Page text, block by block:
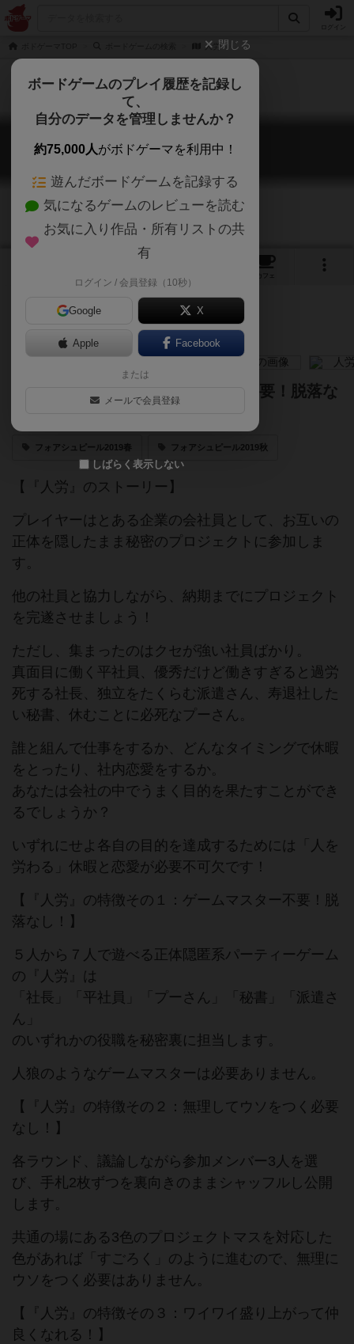
人労
人労
Jinrou
カフェ
これは人狼？いや、人労！！GM不要！脱落な
し！正体隠匿系パーティーゲーム！
フォアシュピール2019春 フォアシュピール2019秋
【『人労』のストーリー】
プレイヤーはとある企業の会社員として、お互いの
正体を隠したまま秘密のプロジェクトに参加しま
す。
他の社員と協力しながら、納期までにプロジェクト
を完遂させましょう！
ただし、集まったのはクセが強い社員ばかり。
真面目に働く平社員、優秀だけど働きすぎると過労
死する社長、独立をたくらむ派遣さん、寿退社した
い秘書、休むことに必死なプーさん。
誰と組んで仕事をするか、どんなタイミングで休暇
をとったり、社内恋愛をするか。
あなたは会社の中でうまく目的を果たすことができ
るでしょうか？
いずれにせよ各自の目的を達成するためには「人を
労わる」休暇と恋愛が必要不可欠です！
【『人労』の特徴その１：ゲームマスター不要！脱
落なし！】
５人から７人で遊べる正体隠匿系パーティーゲーム
の『人労』は
「社長」「平社員」「プーさん」「秘書」「派遣さ
ん」
のいずれかの役職を秘密裏に担当します。
人狼のようなゲームマスターは必要ありません。
【『人労』の特徴その２：無理してウソをつく必要
なし！】
各ラウンド、議論しながら参加メンバー3人を選
び、手札2枚ずつを裏向きのままシャッフルし公開
します。
共通の場にある3色のプロジェクトマスを対応した
色があれば「すごろく」のように進むので、無理に
ウソをつく必要はありません。
【『人労』の特徴その３：ワイワイ盛り上がって仲
良くなれる！】
閉じる
ボードゲームのプレイ履歴を記録し
て、
自分のデータを管理しませんか？
約75,000人がボドゲーマを利用中！
遊んだボードゲームを記録する
気になるゲームのレビューを読む
お気に入り作品・所有リストの共
有
ログイン / 会員登録（10秒）
Google X
Apple Facebook
または
メールで会員登録
しばらく表示しない